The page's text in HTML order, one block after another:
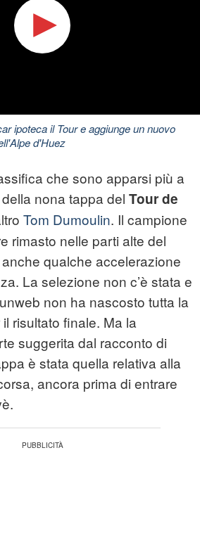
ipoteca il Tour e aggiunge un nuovo
d'Huez
che sono apparsi più a
nona tappa del Tour de
Tom Dumoulin. Il campione
rimasto nelle parti alte del
qualche accelerazione
La selezione non c’è stata e
non ha nascosto tutta la
risultato finale. Ma la
suggerita dal racconto di
è stata quella relativa alla
ancora prima di entrare